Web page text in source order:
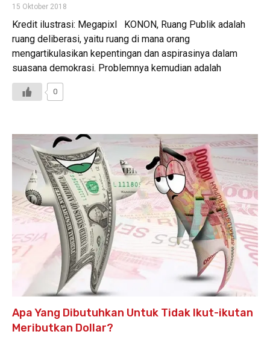
15 Oktober 2018
Kredit ilustrasi: Megapixl KONON, Ruang Publik adalah
ruang deliberasi, yaitu ruang di mana orang
mengartikulasikan kepentingan dan aspirasinya dalam
suasana demokrasi. Problemnya kemudian adalah
0
Apa Yang Dibutuhkan Untuk Tidak Ikut-ikutan
Meributkan Dollar?